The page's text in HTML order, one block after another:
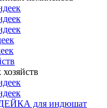
для индюшат